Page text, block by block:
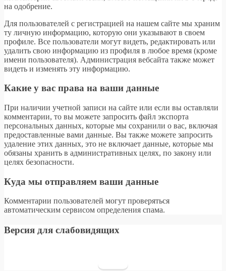
на одобрение.
Для пользователей с регистрацией на нашем сайте мы храним
ту личную информацию, которую они указывают в своем
профиле. Все пользователи могут видеть, редактировать или
удалить свою информацию из профиля в любое время (кроме
имени пользователя). Администрация вебсайта также может
видеть и изменять эту информацию.
Какие у вас права на ваши данные
При наличии учетной записи на сайте или если вы оставляли
комментарии, то вы можете запросить файл экспорта
персональных данных, которые мы сохранили о вас, включая
предоставленные вами данные. Вы также можете запросить
удаление этих данных, это не включает данные, которые мы
обязаны хранить в административных целях, по закону или
целях безопасности.
Куда мы отправляем ваши данные
Комментарии пользователей могут проверяться
автоматическим сервисом определения спама.
Версия для слабовидящих